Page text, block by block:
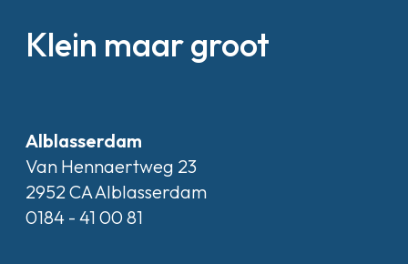
Klein maar groot
Alblasserdam
Van Hennaertweg 23
2952 CA Alblasserdam
0184 - 41 00 81